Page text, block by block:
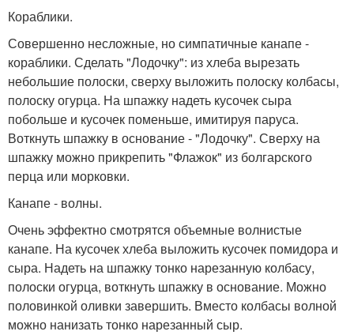
Кораблики.
Совершенно несложные, но симпатичные канапе -
кораблики. Сделать "Лодочку": из хлеба вырезать
небольшие полоски, сверху выложить полоску колбасы,
полоску огурца. На шпажку надеть кусочек сыра
побольше и кусочек поменьше, имитируя паруса.
Воткнуть шпажку в основание - "Лодочку". Сверху на
шпажку можно прикрепить "Флажок" из болгарского
перца или морковки.
Канапе - волны.
Очень эффектно смотрятся объемные волнистые
канапе. На кусочек хлеба выложить кусочек помидора и
сыра. Надеть на шпажку тонко нарезанную колбасу,
полоски огурца, воткнуть шпажку в основание. Можно
половинкой оливки завершить. Вместо колбасы волной
можно нанизать тонко нарезанный сыр.